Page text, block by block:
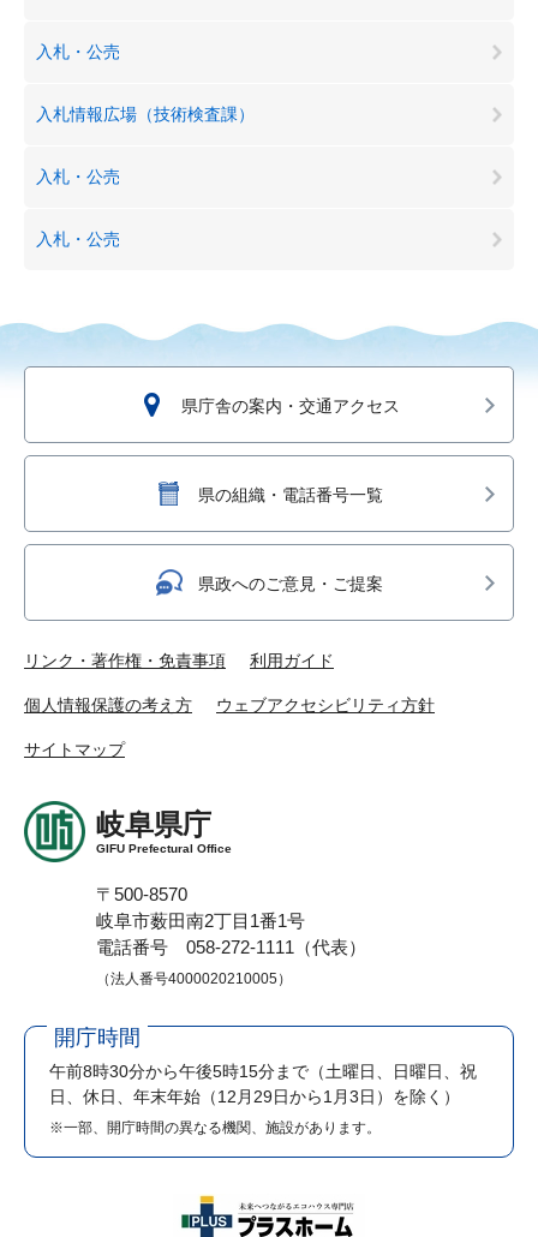
入札・公売
入札情報広場（技術検査課）
入札・公売
入札・公売
県庁舎の案内・交通アクセス
県の組織・電話番号一覧
県政へのご意見・ご提案
リンク・著作権・免責事項 利用ガイド
個人情報保護の考え方 ウェブアクセシビリティ方針
サイトマップ
岐阜県庁
GIFU Prefectural Office
〒500-8570
岐阜市薮田南2丁目1番1号
電話番号 058-272-1111（代表）
（法人番号4000020210005）
開庁時間
午前8時30分から午後5時15分まで （土曜日、日曜日、祝
日、休日、年末年始（12月29日から1月3日）を除く）
※一部、開庁時間の異なる機関、施設があります。